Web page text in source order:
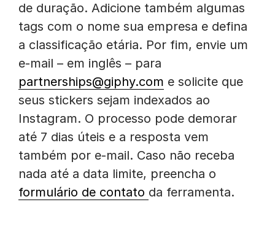
de duração. Adicione também algumas
tags com o nome sua empresa e defina
a classificação etária. Por fim, envie um
e-mail – em inglês – para
partnerships@giphy.com e solicite que
seus stickers sejam indexados ao
Instagram. O processo pode demorar
até 7 dias úteis e a resposta vem
também por e-mail. Caso não receba
nada até a data limite, preencha o
formulário de contato da ferramenta.